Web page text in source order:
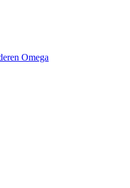
Omega